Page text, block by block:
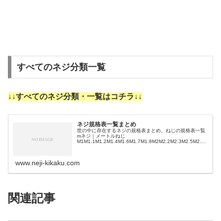
すべてのネジ分類一覧
↓↓すべてのネジ分類・一覧はコチラ↓↓
ネジ規格表一覧まとめ
世の中に存在するネジの規格表まとめ。ねじの規格表一覧
mネジ｜メートルねじ
M1M1.1M1.2M1.4M1.6M1.7M1.8M2M2.2M2.3M2.5M2.6
www.neji-kikaku.com
関連記事